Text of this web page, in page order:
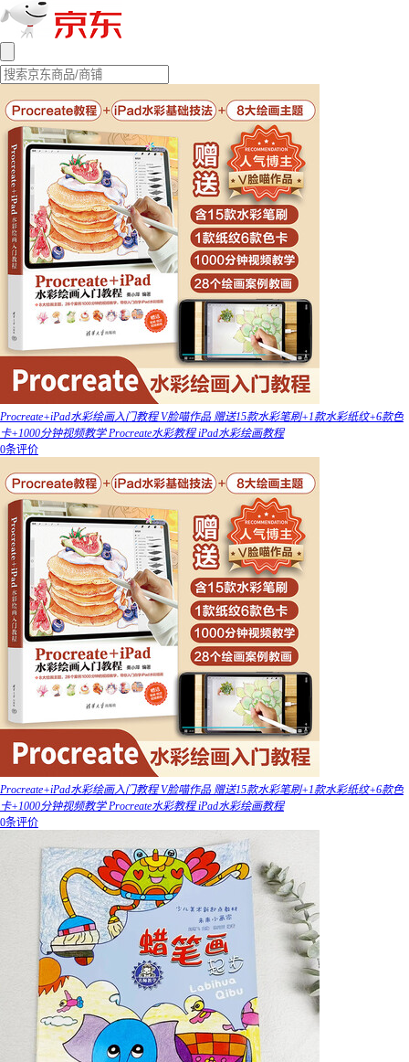
Procreate+iPad水彩绘画入门教程 V脸喵作品 赠送15款水彩笔刷+1款水彩纸纹+6款色
卡+1000分钟视频教学 Procreate水彩教程 iPad水彩绘画教程
0条评价
Procreate+iPad水彩绘画入门教程 V脸喵作品 赠送15款水彩笔刷+1款水彩纸纹+6款色
卡+1000分钟视频教学 Procreate水彩教程 iPad水彩绘画教程
0条评价